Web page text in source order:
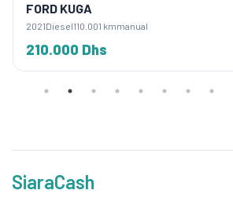
FORD KUGA
2021Diesel110.001 kmmanual
210.000 Dhs
SiaraCash